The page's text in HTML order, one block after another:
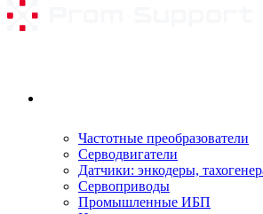
Частотные преобразователи
Серводвигатели
Датчики: энкодеры,
Сервоприводы
Промышленные ИБП